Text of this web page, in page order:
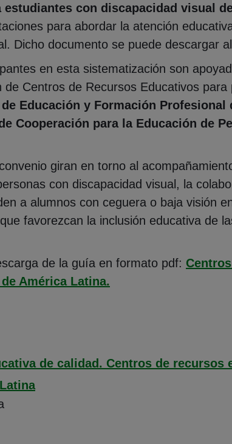
con discapacidad visual
para abordar la atención
Dicho documento se puede descargar
en esta sistematización son
Centros de Recursos Educativos
Educación y Formación Profesional
Cooperación para la Educación de
giran en torno al
con discapacidad visual, la
a alumnos con ceguera o baja visión
favorezcan la inclusión educativa de
de la guía en formato pdf:
América Latina.
de calidad. Centros de recursos